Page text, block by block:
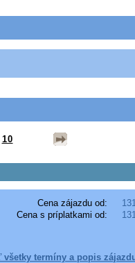
10
Cena zájazdu od:
Cena s príplatkami od:
všetky termíny a popis